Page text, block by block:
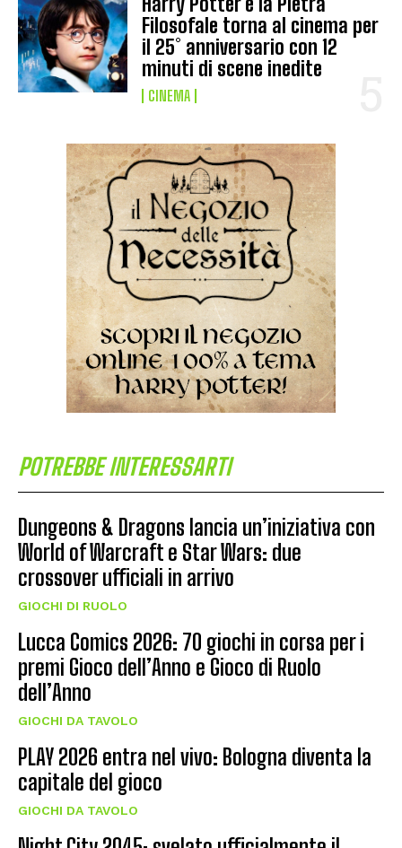
Filosofale torna al cinema per
il 25° anniversario con 12
minuti di scene inedite
CINEMA
POTREBBE INTERESSARTI
Dungeons & Dragons lancia un’iniziativa con
World of Warcraft e Star Wars: due
crossover ufficiali in arrivo
GIOCHI DI RUOLO
Lucca Comics 2026: 70 giochi in corsa per i
premi Gioco dell’Anno e Gioco di Ruolo
dell’Anno
GIOCHI DA TAVOLO
PLAY 2026 entra nel vivo: Bologna diventa la
capitale del gioco
GIOCHI DA TAVOLO